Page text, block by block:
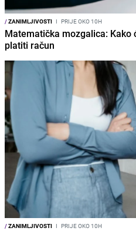
/ZANIMLJIVOSTI I PRIJE OKO 10H
Matematička mozgalica:
platiti račun
/ZANIMLJIVOSTI I PRIJE OKO 10H